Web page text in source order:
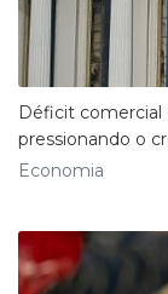
Déficit comercial
pressionando o
Economia